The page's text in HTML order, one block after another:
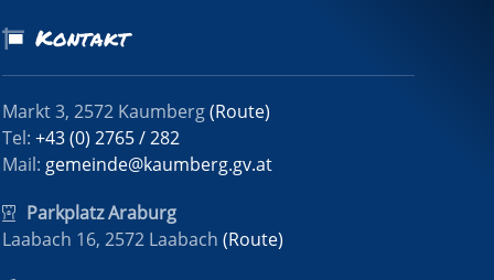
Kontakt
Markt 3, 2572 Kaumberg(Route)
Tel:+43 (0) 2765 / 282
Mail: gemeinde@kaumberg.gv.at
Parkplatz Araburg
Laabach 16, 2572 Laabach(Route)